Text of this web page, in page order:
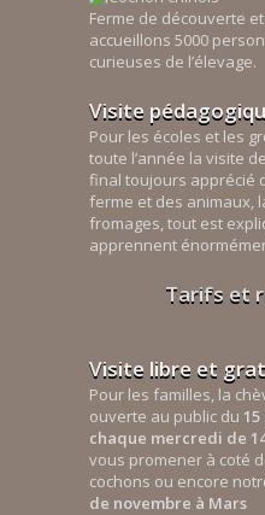
Ferme de découverte
accueillons 5000
curieuses de l’élevage.
Visite
Pour les écoles et les
toute l’année la visite
final toujours apprécié
ferme et des animaux,
fromages, tout est
apprennent
Tarifs et
Visite libre et
Pour les familles, la
ouverte au public du
chaque mercredi de
vous promener à coté
cochons ou encore
de novembre à Mars